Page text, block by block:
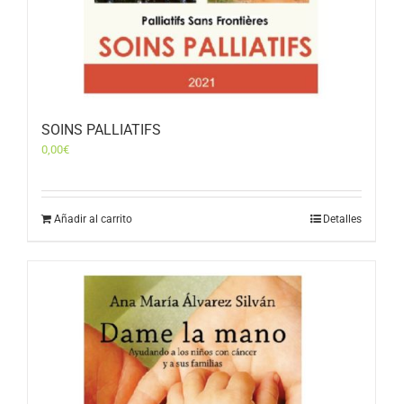
SOINS PALLIATIFS
0,00€
Añadir al carrito Detalles